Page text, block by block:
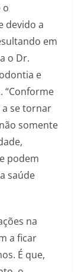
o
devido a
em
o Dr.
e
“Conforme
a se tornar
somente
podem
saúde
na
a ficar
É que,